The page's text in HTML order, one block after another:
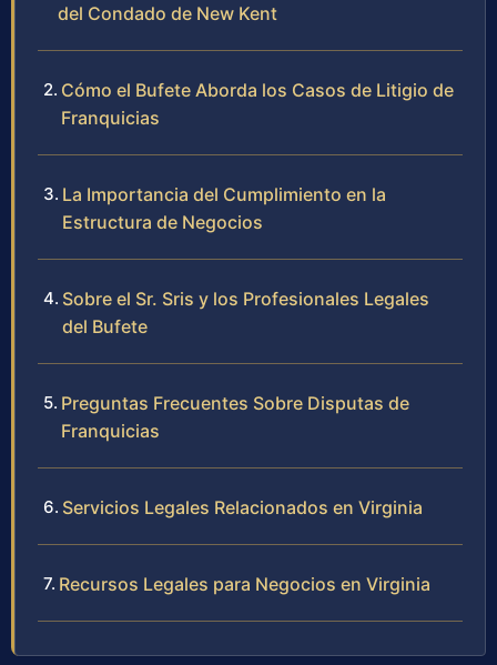
del Condado de New Kent
Cómo el Bufete Aborda los Casos de Litigio de
Franquicias
La Importancia del Cumplimiento en la
Estructura de Negocios
Sobre el Sr. Sris y los Profesionales Legales
del Bufete
Preguntas Frecuentes Sobre Disputas de
Franquicias
Servicios Legales Relacionados en Virginia
Recursos Legales para Negocios en Virginia